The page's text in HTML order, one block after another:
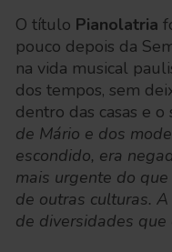
O título Pianolatria
pouco depois da
na vida musical
dos tempos, sem
dentro das casas e
de Mário e dos
escondido, era
mais urgente do
de outras culturas.
de diversidades que